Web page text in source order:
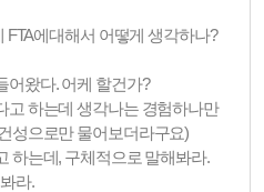
FTA에대해서 어떻게 생각하나?
어왔다. 어케 할건가?
고 하는데 생각나는 경험하나만
성으로만 물어보더라구요)
하는데, 구체적으로 말해봐라.
라.